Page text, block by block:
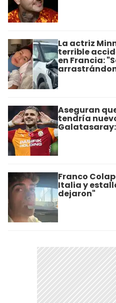
La actriz
terrible
en Francia:
Aseguran
tendría
Franco
Italia y
dejaron"